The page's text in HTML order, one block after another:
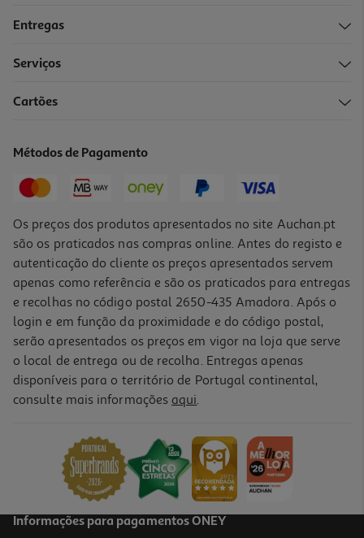
Entregas
Serviços
Cartões
Métodos de Pagamento
Os preços dos produtos apresentados no site Auchan.pt
são os praticados nas compras online. Antes do registo e
autenticação do cliente os preços apresentados servem
apenas como referência e são os praticados para entregas
e recolhas no código postal 2650-435 Amadora. Após o
login e em função da proximidade e do código postal,
serão apresentados os preços em vigor na loja que serve
o local de entrega ou de recolha. Entregas apenas
disponíveis para o território de Portugal continental,
consulte mais informações aqui.
Informações para pagamentos ONEY